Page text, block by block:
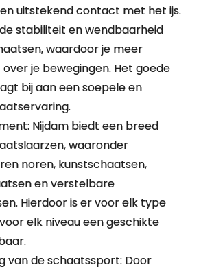
uitstekend contact met het ijs.
stabiliteit en wendbaarheid
waardoor je meer
je bewegingen. Het goede
bij aan een soepele en
Nijdam biedt een breed
waaronder
noren, kunstschaatsen,
en verstelbare
Hierdoor is er voor elk type
elk niveau een geschikte
van de schaatssport: Door